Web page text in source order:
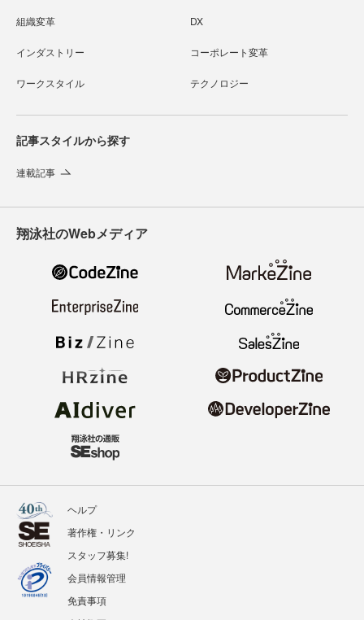
組織変革 DX
インダストリー コーポレート変革
ワークスタイル テクノロジー
記事スタイルから探す
連載記事
翔泳社のWebメディア
ヘルプ
著作権・リンク
スタッフ募集!
会員情報管理
免責事項